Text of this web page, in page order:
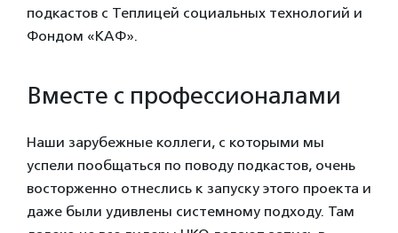
подкастов с Теплицей социальных технологий и
Фондом «КАФ».
Вместе с профессионалами
Наши зарубежные коллеги, с которыми мы
успели пообщаться по поводу подкастов, очень
восторженно отнеслись к запуску этого проекта и
даже были удивлены системному подходу. Там